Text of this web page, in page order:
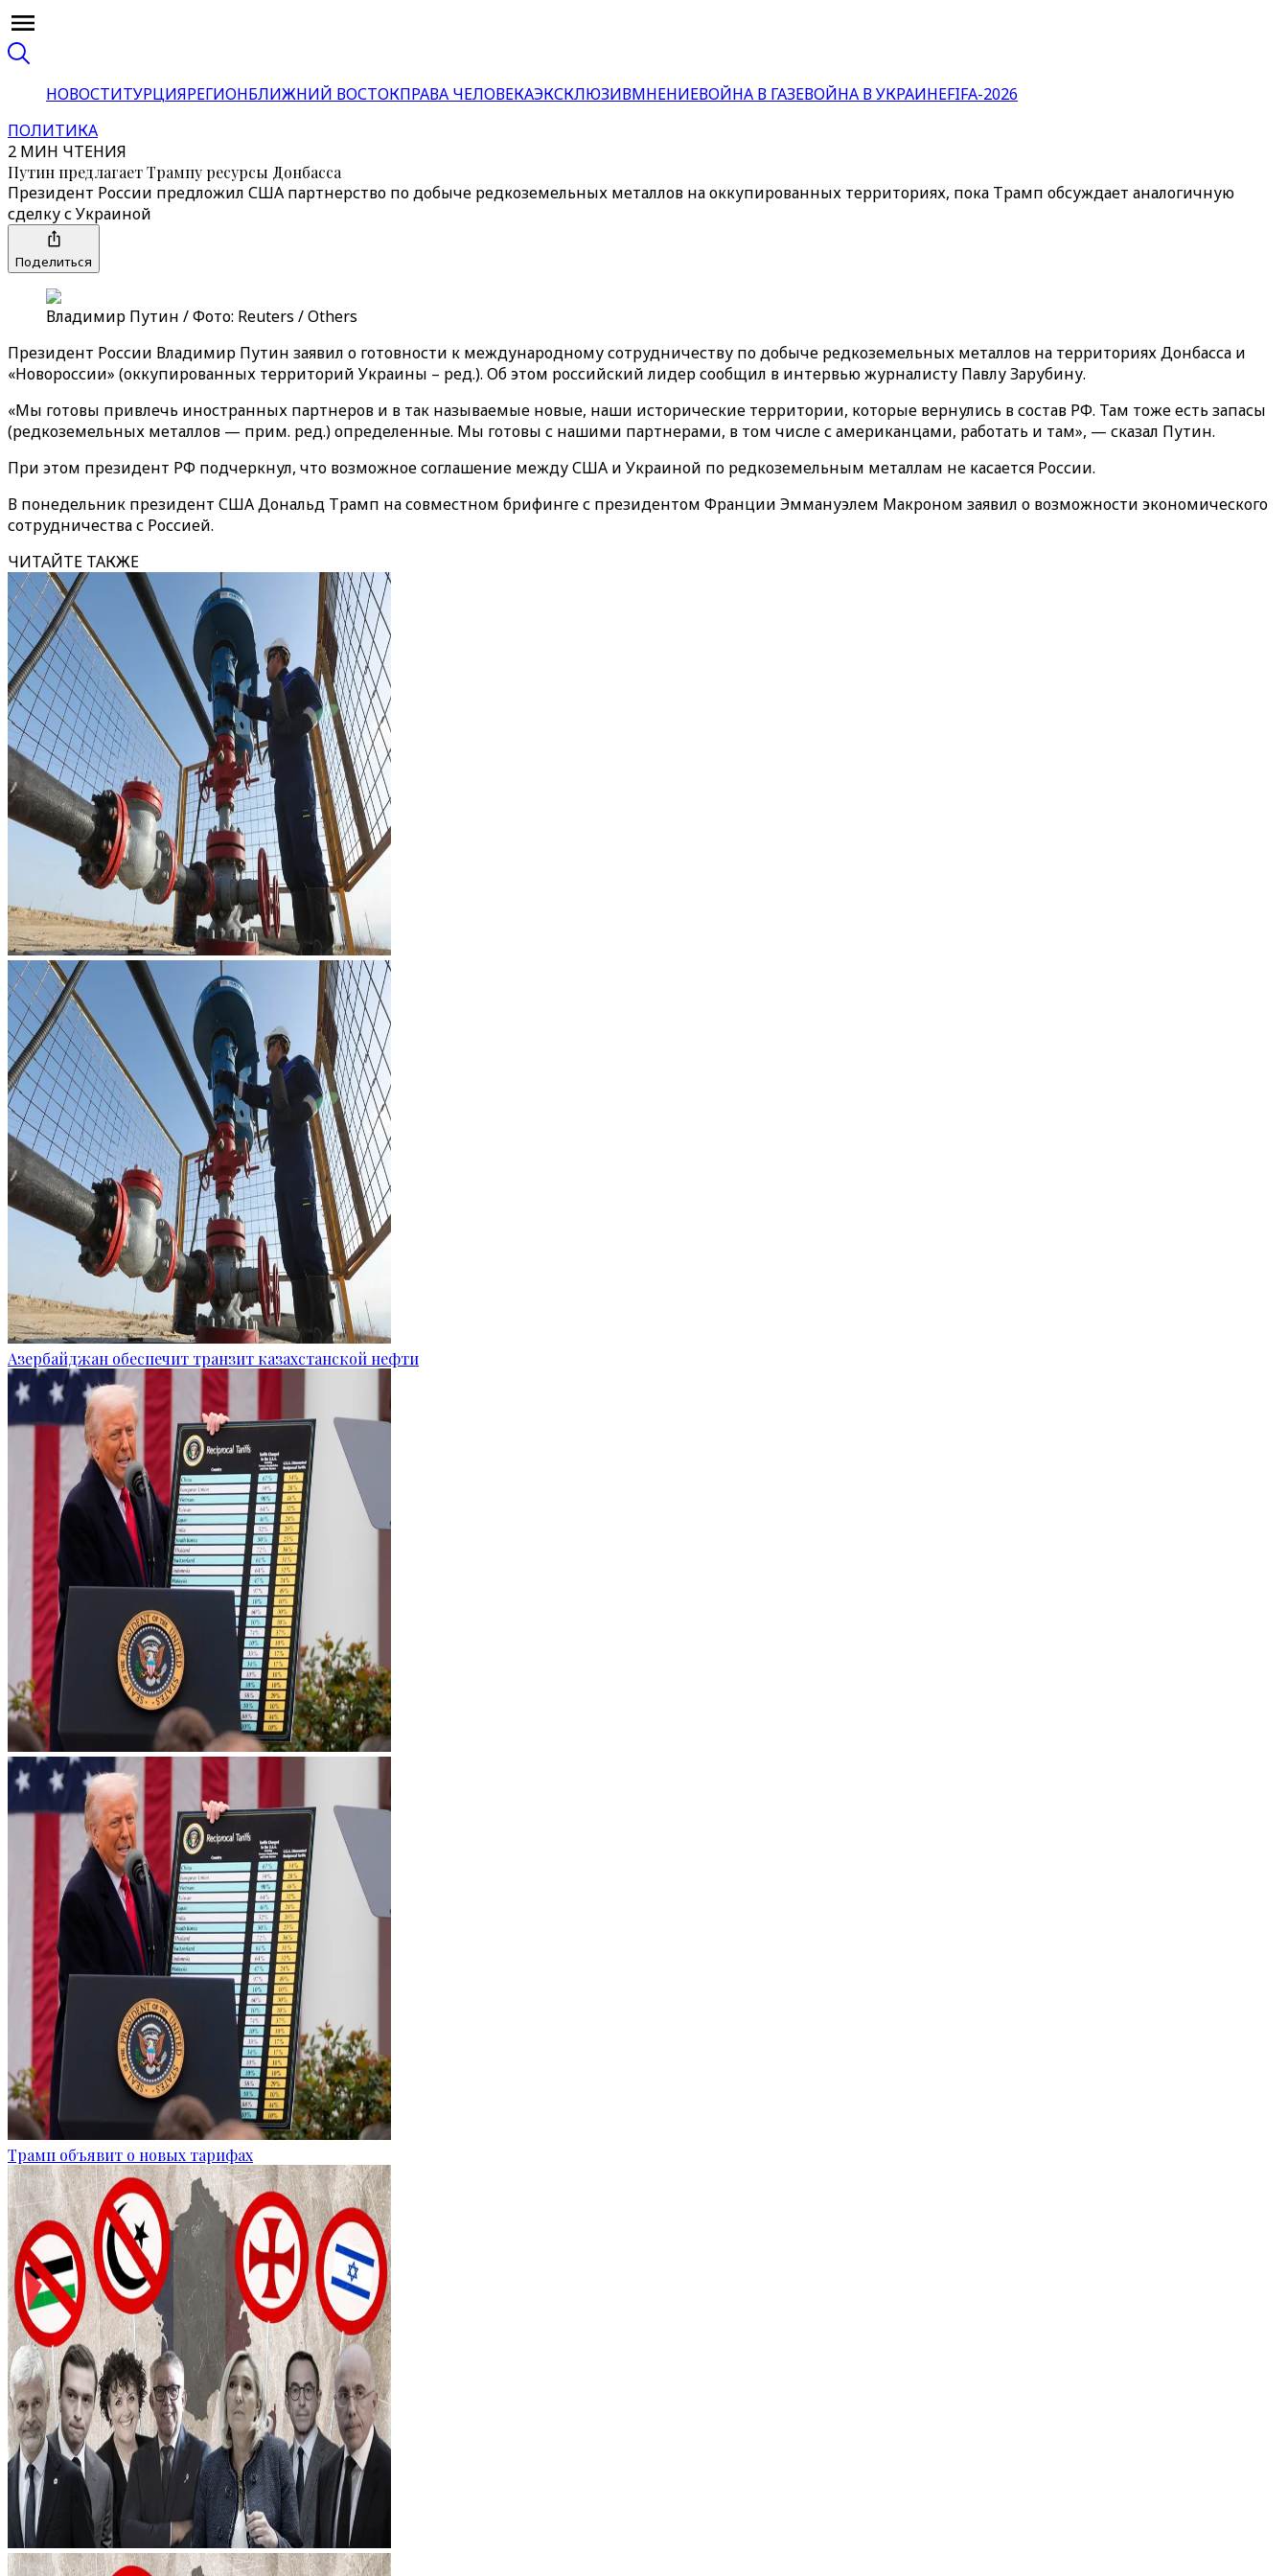
НОВОСТИТУРЦИЯРЕГИОНБЛИЖНИЙ ВОСТОКПРАВА ЧЕЛОВЕКАЭКСКЛЮЗИВМНЕНИЕВОЙНА В ГАЗЕВОЙНА В УКРАИНЕFIFA-2026
ПОЛИТИКА
2 МИН ЧТЕНИЯ
Путин предлагает Трампу ресурсы Донбасса
Президент России предложил США партнерство по добыче редкоземельных металлов на оккупированных территориях, пока Трамп обсуждает аналогичную
сделку с Украиной
Поделиться
Владимир Путин / Фото: Reuters / Others
Президент России Владимир Путин заявил о готовности к международному сотрудничеству по добыче редкоземельных металлов на территориях Донбасса и
«Новороссии» (оккупированных территорий Украины – ред.). Об этом российский лидер сообщил в интервью журналисту Павлу Зарубину.
«Мы готовы привлечь иностранных партнеров и в так называемые новые, наши исторические территории, которые вернулись в состав РФ. Там тоже есть запасы
(редкоземельных металлов — прим. ред.) определенные. Мы готовы с нашими партнерами, в том числе с американцами, работать и там», — сказал Путин.
При этом президент РФ подчеркнул, что возможное соглашение между США и Украиной по редкоземельным металлам не касается России.
В понедельник президент США Дональд Трамп на совместном брифинге с президентом Франции Эммануэлем Макроном заявил о возможности экономического
сотрудничества с Россией.
ЧИТАЙТЕ ТАКЖЕ
Азербайджан обеспечит транзит казахстанской нефти
Трамп объявит о новых тарифах